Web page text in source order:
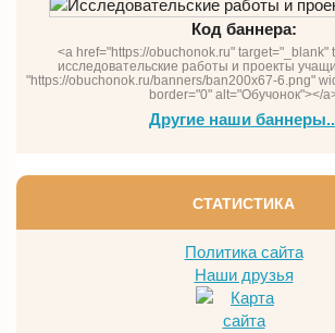
Код баннера:
<a href="https://obuchonok.ru" target="_blank"
исследовательские работы и проекты
"https://obuchonok.ru/banners/ban200x67-6.png"
border="0" alt="Обучонок"></
Другие наши
СТАТИСТИКА
Политика сайта
Наши друзья